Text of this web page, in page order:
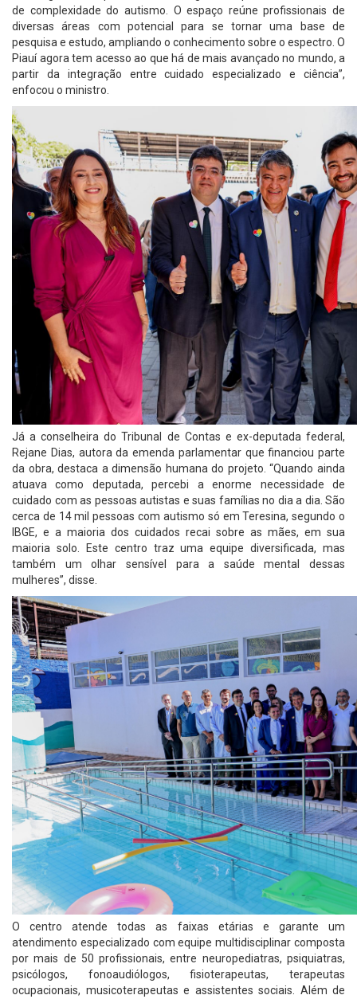
de complexidade do autismo. O espaço reúne profissionais de
diversas áreas com potencial para se tornar uma base de
pesquisa e estudo, ampliando o conhecimento sobre o espectro. O
Piauí agora tem acesso ao que há de mais avançado no mundo, a
partir da integração entre cuidado especializado e ciência”,
enfocou o ministro.
Já a conselheira do Tribunal de Contas e ex-deputada federal,
Rejane Dias, autora da emenda parlamentar que financiou parte
da obra, destaca a dimensão humana do projeto. “Quando ainda
atuava como deputada, percebi a enorme necessidade de
cuidado com as pessoas autistas e suas famílias no dia a dia. São
cerca de 14 mil pessoas com autismo só em Teresina, segundo o
IBGE, e a maioria dos cuidados recai sobre as mães, em sua
maioria solo. Este centro traz uma equipe diversificada, mas
também um olhar sensível para a saúde mental dessas
mulheres”, disse.
O centro atende todas as faixas etárias e garante um
atendimento especializado com equipe multidisciplinar composta
por mais de 50 profissionais, entre neuropediatras, psiquiatras,
psicólogos, fonoaudiólogos, fisioterapeutas, terapeutas
ocupacionais, musicoterapeutas e assistentes sociais. Além de